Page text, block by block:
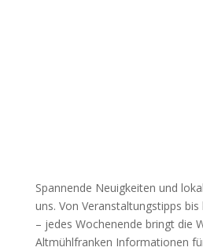
Spannende Neuigkeiten und
uns. Von Veranstaltungstipps
– jedes Wochenende bringt die
Altmühlfranken Informationen